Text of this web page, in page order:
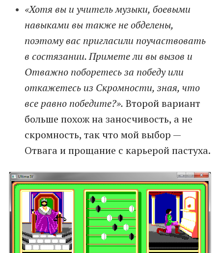
«Хотя вы и учитель музыки, боевыми
навыками вы также не обделены,
поэтому вас пригласили поучаствовать
в состязании. Примете ли вы вызов и
Отважно поборетесь за победу или
откажетесь из Скромности, зная, что
все равно победите?». Второй вариант
больше похож на заносчивость, а не
скромность, так что мой выбор —
Отвага и прощание с карьерой пастуха.